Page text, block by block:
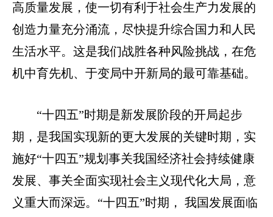
高质量发展，使一切有利于社会生产力发展的
创造力量充分涌流，尽快提升综合国力和人民
生活水平。这是我们战胜各种风险挑战，在危
机中育先机、于变局中开新局的最可靠基础。
“十四五”时期是新发展阶段的开局起步
期，是我国实现新的更大发展的关键时期，实
施好“十四五”规划事关我国经济社会持续健康
发展、事关全面实现社会主义现代化大局，意
义重大而深远。“十四五”时期， 我国发展面临